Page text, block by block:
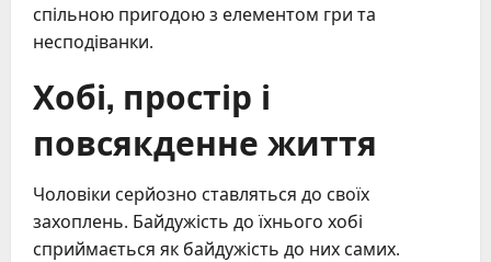
спільною пригодою з елементом гри та
несподіванки.
Хобі, простір і
повсякденне життя
Чоловіки серйозно ставляться до своїх
захоплень. Байдужість до їхнього хобі
сприймається як байдужість до них самих.